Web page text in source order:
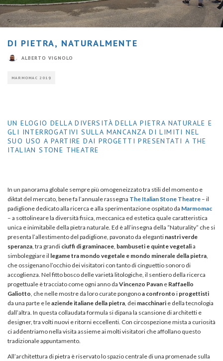
DI PIETRA, NATURALMENTE
ALBERTO VIGNOLO
MARMOMAC 2019
UN ELOGIO DELLA DIVERSITÀ DELLA PIETRA NATURALE E
GLI INTERROGATIVI SULLA MANCANZA DI LIMITI NEL
SUO USO A PARTIRE DAI PROGETTI PRESENTATI A THE
ITALIAN STONE THEATRE
In un panorama globale sempre più omogeneizzato tra stili del momento e
diktat del mercato, bene fa l’annuale rassegna The Italian Stone Theatre – il
padiglione dedicato alla ricerca e alla sperimentazione ospitato da Marmomac
– a sottolineare la diversità fisica, meccanica ed estetica quale caratteristica
unica e inimitabile della pietra naturale. Ed è all’insegna della “Naturality” che si
presenta l’allestimento del padiglione, pavonato da eleganti nastri verde
speranza , tra grandi ciuffi di graminacee bambuseti e quinte vegetalia
simboleggiare il legame tra mondo vegetale e mondo minerale della pietra
che ossigenano l’occhio dei visitatori con tanto di cinguettio sonoro di
accoglienza. Nel fitto bosco delle varietà litologiche, il sentiero della ricerca
progettuale è tracciato come ogni anno da Vincenzo Pavan e Raffaello
Galiotto , che nelle mostre da loro curate pongonoa confronto i progettisti
da una parte e leaziende italiane della pietra , dei macchinari e della tecnologia
dall’altra. In questa collaudata formula si dipana la scansione di architetti e
designer, tra volti nuovi e ritorni eccellenti. Con circospezione mista a curiosità
ci addentriamo nella visita assieme ai molti visitatori che affollano questo
tradizionale appuntamento.
All’architettura di pietra è riservato lo spazio centrale di una promenade sulla